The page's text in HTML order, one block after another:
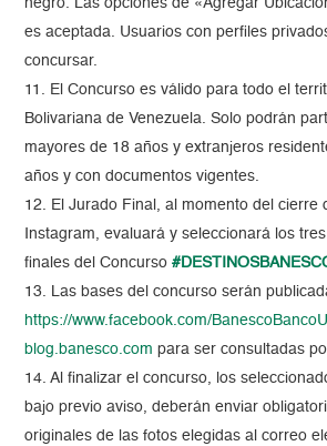
negro. Las opciones de «Agregar
es aceptada. Usuarios con perfiles
concursar.
11. El Concurso es válido para todo el
Bolivariana de Venezuela. Solo podrán
mayores de 18 años y extranjeros
años y con documentos vigentes.
12. El Jurado Final, al momento del cierre
Instagram, evaluará y seleccionará los
finales del Concurso
13. Las bases del concurso serán
https://www.facebook.com/
blog.banesco.com para ser consultadas
14. Al finalizar el concurso, los
bajo previo aviso, deberán enviar
originales de las fotos elegidas al correo